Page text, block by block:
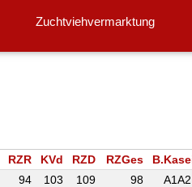
Zuchtviehvermarktung
RZR KVd RZD RZGes
94 103 109 98 A1A2